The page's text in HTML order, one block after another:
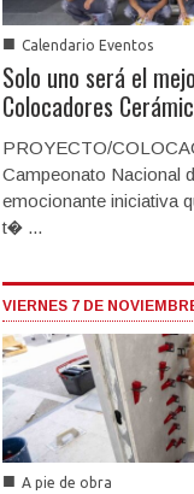
■ Calendario Eventos
Solo uno será el
Colocadores
PROYECTO/
Campeonato Nacional
emocionante iniciativa
t� ...
VIERNES 7 DE
■ A pie de obra